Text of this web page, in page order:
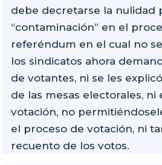
debe decretarse la nulidad
“contaminación” en el
referéndum en el cual no
los sindicatos ahora
de votantes, ni se les
de las mesas electorales, ni
votación, no
el proceso de votación, ni
recuento de los votos.